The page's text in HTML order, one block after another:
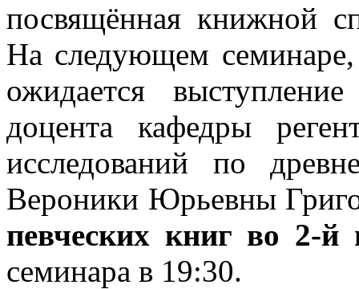
посвящённая книжной
На следующем семинаре,
ожидается выступление
доцента кафедры
исследований по
Вероники Юрьевны
певческих книг во 2-
семинара в 19:30.